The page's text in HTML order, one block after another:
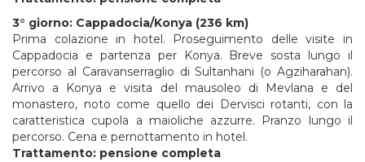
3° giorno: Cappadocia/Konya (236 km)
Prima colazione in hotel. Proseguimento delle visite in
Cappadocia e partenza per Konya. Breve sosta lungo il
percorso al Caravanserraglio di Sultanhani (o Agziharahan).
Arrivo a Konya e visita del mausoleo di Mevlana e del
monastero, noto come quello dei Dervisci rotanti, con la
caratteristica cupola a maioliche azzurre. Pranzo lungo il
percorso. Cena e pernottamento in hotel.
Trattamento: pensione completa